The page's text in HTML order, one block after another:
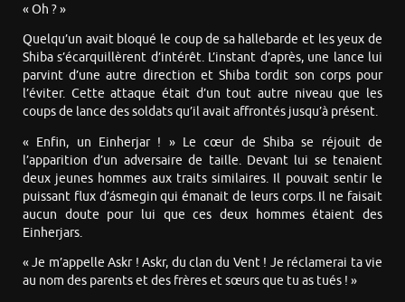
« Oh ? »
Quelqu’un avait bloqué le coup de sa hallebarde et les yeux de
Shiba s’écarquillèrent d’intérêt. L’instant d’après, une lance lui
parvint d’une autre direction et Shiba tordit son corps pour
l’éviter. Cette attaque était d’un tout autre niveau que les
coups de lance des soldats qu’il avait affrontés jusqu’à présent.
« Enfin, un Einherjar ! » Le cœur de Shiba se réjouit de
l’apparition d’un adversaire de taille. Devant lui se tenaient
deux jeunes hommes aux traits similaires. Il pouvait sentir le
puissant flux d’ásmegin qui émanait de leurs corps. Il ne faisait
aucun doute pour lui que ces deux hommes étaient des
Einherjars.
« Je m’appelle Askr ! Askr, du clan du Vent ! Je réclamerai ta vie
au nom des parents et des frères et sœurs que tu as tués ! »